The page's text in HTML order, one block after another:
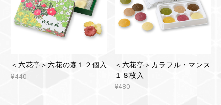
＜六花亭＞六花の森１２個入
¥440
＜六花亭＞カラフル・マンス
１８枚入
¥480